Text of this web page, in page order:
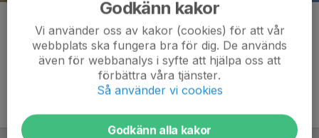
Kommentarer
Godkänn kakor
Vi använder oss av kakor (cookies) för att vår
webbplats ska fungera bra för dig. De används
även för webbanalys i syfte att hjälpa oss att
förbättra våra tjänster.
Så använder vi cookies
Godkänn alla kakor